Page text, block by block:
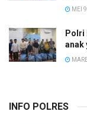
MEI
Polri
anak
INFO POLRES